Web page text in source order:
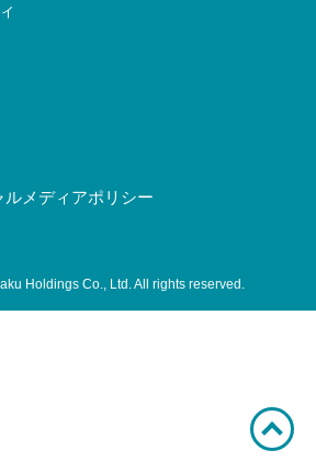
ルメディアポリシー
Holdings Co., Ltd. All rights reserved.